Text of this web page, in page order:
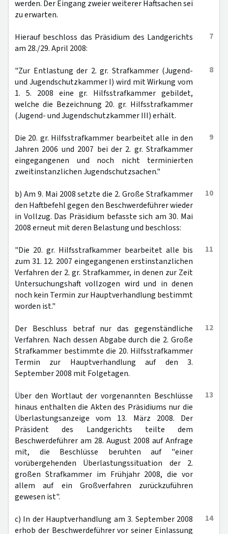
werden. Der Eingang zweier weiterer Haftsachen sei
zu erwarten.
7
Hierauf beschloss das Präsidium des Landgerichts
am 28./29. April 2008:
8
"Zur Entlastung der 2. gr. Strafkammer (Jugend-
und Jugendschutzkammer I) wird mit Wirkung vom
1. 5. 2008 eine gr. Hilfsstrafkammer gebildet,
welche die Bezeichnung 20. gr. Hilfsstrafkammer
(Jugend- und Jugendschutzkammer III) erhält.
9
Die 20. gr. Hilfsstrafkammer bearbeitet alle in den
Jahren 2006 und 2007 bei der 2. gr. Strafkammer
eingegangenen und noch nicht terminierten
zweitinstanzlichen Jugendschutzsachen."
10
b) Am 9. Mai 2008 setzte die 2. Große Strafkammer
den Haftbefehl gegen den Beschwerdeführer wieder
in Vollzug. Das Präsidium befasste sich am 30. Mai
2008 erneut mit deren Belastung und beschloss:
11
"Die 20. gr. Hilfsstrafkammer bearbeitet alle bis
zum 31. 12. 2007 eingegangenen erstinstanzlichen
Verfahren der 2. gr. Strafkammer, in denen zur Zeit
Untersuchungshaft vollzogen wird und in denen
noch kein Termin zur Hauptverhandlung bestimmt
worden ist."
12
Der Beschluss betraf nur das gegenständliche
Verfahren. Nach dessen Abgabe durch die 2. Große
Strafkammer bestimmte die 20. Hilfsstrafkammer
Termin zur Hauptverhandlung auf den 3.
September 2008 mit Folgetagen.
13
Über den Wortlaut der vorgenannten Beschlüsse
hinaus enthalten die Akten des Präsidiums nur die
Überlastungsanzeige vom 13. März 2008. Der
Präsident des Landgerichts teilte dem
Beschwerdeführer am 28. August 2008 auf Anfrage
mit, die Beschlüsse beruhten auf "einer
vorübergehenden Überlastungssituation der 2.
großen Strafkammer im Frühjahr 2008, die vor
allem auf ein Großverfahren zurückzuführen
gewesen ist".
14
c) In der Hauptverhandlung am 3. September 2008
erhob der Beschwerdeführer vor seiner Einlassung